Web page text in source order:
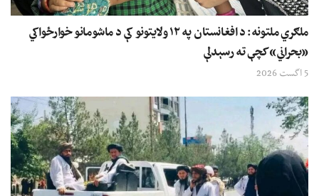
ملګري ملتونه: د افغانستان په ۱۲ ولایتونو کې د ماشومانو خوارځواکي
«بحراني» کچې ته رسېدلې
5 اگست 2026